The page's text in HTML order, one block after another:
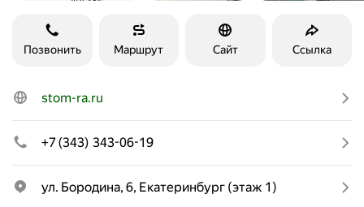
Позвонить Маршрут Сайт Ссылка
stom-ra.ru
+7 (343) 343-06-19
ул. Бородина, 6, Екатеринбург (этаж 1)